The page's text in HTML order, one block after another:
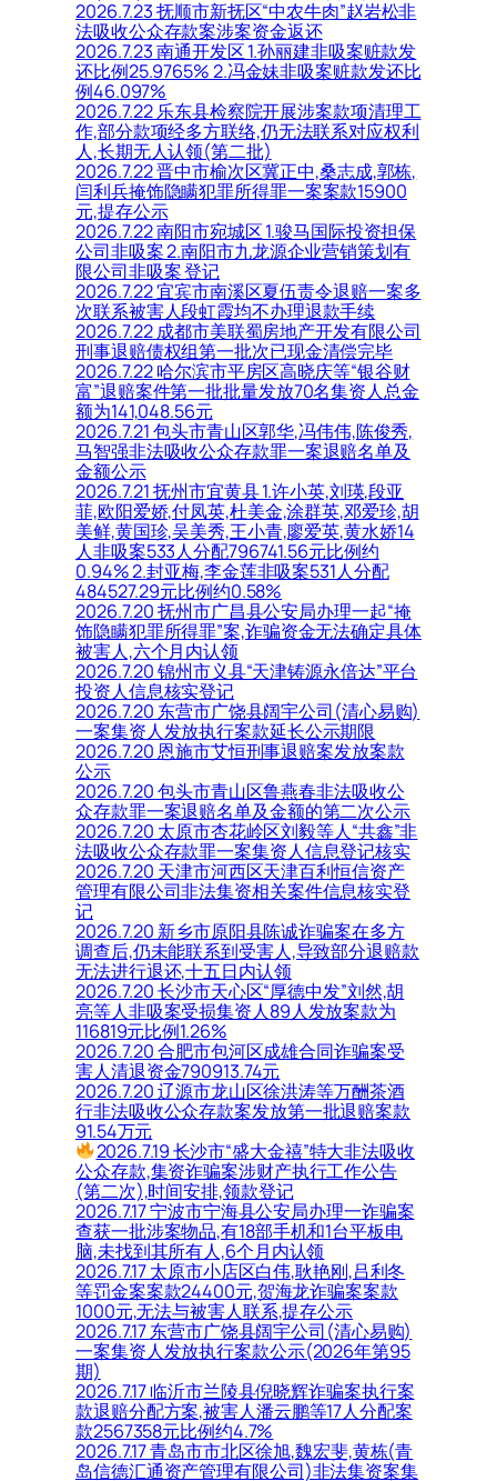
2026.7.23 抚顺市新抚区“中农牛肉”赵岩松非
法吸收公众存款案涉案资金返还
2026.7.23 南通开发区 1.孙丽建非吸案赃款发
还比例25.9765% 2.冯金妹非吸案赃款发还比
例46.097%
2026.7.22 乐东县检察院开展涉案款项清理工
作,部分款项经多方联络,仍无法联系对应权利
人,长期无人认领(第二批)
2026.7.22 晋中市榆次区冀正中,桑志成,郭栋,
闫利兵掩饰隐瞒犯罪所得罪一案案款15900
元,提存公示
2026.7.22 南阳市宛城区 1.骏马国际投资担保
公司非吸案 2.南阳市九龙源企业营销策划有
限公司非吸案 登记
2026.7.22 宜宾市南溪区夏伍责令退赔一案多
次联系被害人段虹霞均不办理退款手续
2026.7.22 成都市美联蜀房地产开发有限公司
刑事退赔债权组第一批次已现金清偿完毕
2026.7.22 哈尔滨市平房区高晓庆等“银谷财
富”退赔案件第一批批量发放70名集资人总金
额为141,048.56元
2026.7.21 包头市青山区郭华,冯伟伟,陈俊秀,
马智强非法吸收公众存款罪一案退赔名单及
金额公示
2026.7.21 抚州市宜黄县 1.许小英,刘瑛,段亚
菲,欧阳爱娇,付凤英,杜美金,涂群英,邓爱珍,胡
美鲜,黄国珍,吴美秀,王小青,廖爱英,黄水娇14
人非吸案533人分配796741.56元比例约
0.94% 2.封亚梅,李金莲非吸案531人分配
484527.29元比例约0.58%
2026.7.20 抚州市广昌县公安局办理一起“掩
饰隐瞒犯罪所得罪”案,诈骗资金无法确定具体
被害人,六个月内认领
2026.7.20 锦州市义县“天津铸源永倍达”平台
投资人信息核实登记
2026.7.20 东营市广饶县阔宇公司(清心易购)
一案集资人发放执行案款延长公示期限
2026.7.20 恩施市艾恒刑事退赔案发放案款
公示
2026.7.20 包头市青山区鲁燕春非法吸收公
众存款罪一案退赔名单及金额的第二次公示
2026.7.20 太原市杏花岭区刘毅等人“共鑫”非
法吸收公众存款罪一案集资人信息登记核实
2026.7.20 天津市河西区天津百利恒信资产
管理有限公司非法集资相关案件信息核实登
记
2026.7.20 新乡市原阳县陈诚诈骗案在多方
调查后,仍未能联系到受害人,导致部分退赔款
无法进行退还,十五日内认领
2026.7.20 长沙市天心区“厚德中发”刘然,胡
亮等人非吸案受损集资人89人发放案款为
116819元比例1.26%
2026.7.20 合肥市包河区成雄合同诈骗案受
害人清退资金790913.74元
2026.7.20 辽源市龙山区徐洪涛等万酬茶酒
行非法吸收公众存款案发放第一批退赔案款
91.54万元
2026.7.19 长沙市“盛大金禧”特大非法吸收
公众存款,集资诈骗案涉财产执行工作公告
(第二次),时间安排,领款登记
2026.7.17 宁波市宁海县公安局办理一诈骗案
查获一批涉案物品,有18部手机和1台平板电
脑,未找到其所有人,6个月内认领
2026.7.17 太原市小店区白伟,耿艳刚,吕利冬
等罚金案案款24400元,贺海龙诈骗案案款
1000元,无法与被害人联系,提存公示
2026.7.17 东营市广饶县阔宇公司(清心易购)
一案集资人发放执行案款公示(2026年第95
期)
2026.7.17 临沂市兰陵县倪晓辉诈骗案执行案
款退赔分配方案,被害人潘云鹏等17人分配案
款2567358元比例约4.7%
2026.7.17 青岛市市北区徐旭,魏宏斐,黄栋(青
岛信德汇通资产管理有限公司)非法集资案集